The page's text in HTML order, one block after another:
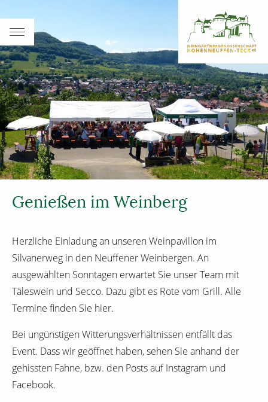
Genießen im Weinberg
Herzliche Einladung an unseren Weinpavillon im
Silvanerweg in den Neuffener Weinbergen. An
ausgewählten Sonntagen erwartet Sie unser Team mit
Täleswein und Secco. Dazu gibt es Rote vom Grill. Alle
Termine finden Sie hier.
Bei ungünstigen Witterungsverhältnissen entfällt das
Event. Dass wir geöffnet haben, sehen Sie anhand der
gehissten Fahne, bzw. den Posts auf Instagram und
Facebook.